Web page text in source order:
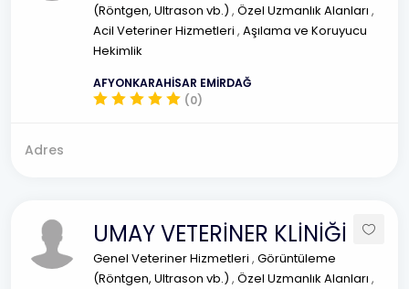
(Röntgen, Ultrason vb.) , Özel Uzmanlık Alanları ,
Acil Veteriner Hizmetleri , Aşılama ve Koruyucu
Hekimlik
AFYONKARAHİSAR EMİRDAĞ
(0)
Adres
UMAY VETERİNER KLİNİĞİ
Genel Veteriner Hizmetleri , Görüntüleme
(Röntgen, Ultrason vb.) , Özel Uzmanlık Alanları ,